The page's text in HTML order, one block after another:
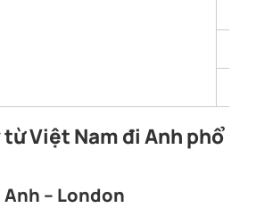
từ Việt Nam đi Anh phổ
Anh – London